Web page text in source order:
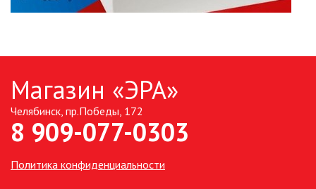
СИСТЕМЫ ПОЛИВА
СТАБИЛИЗАТОРЫ НАПРЯЖЕНИЯ
ТОЧЕЧНЫЕ СВЕТИЛЬНИКИ
УЛИЧНОЕ ОСВЕЩЕНИЕ НА
СОЛНЕЧНЫХ БАТАРЕЯХ
Магазин «ЭРА»
Челябинск, пр.Победы, 172
8 909-077-0303
Политика конфиденциальности